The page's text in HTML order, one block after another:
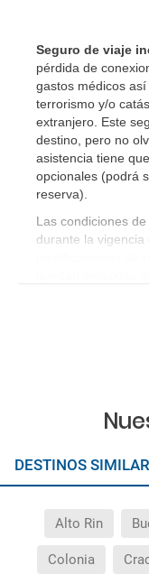
Seguro de viaje
pérdida de
gastos médicos
terrorismo y/o
extranjero. Este
destino, pero no
asistencia tiene
opcionales (podrá
reserva)
Las condiciones
durante la
DESTINOS
Alto Rin
Colonia